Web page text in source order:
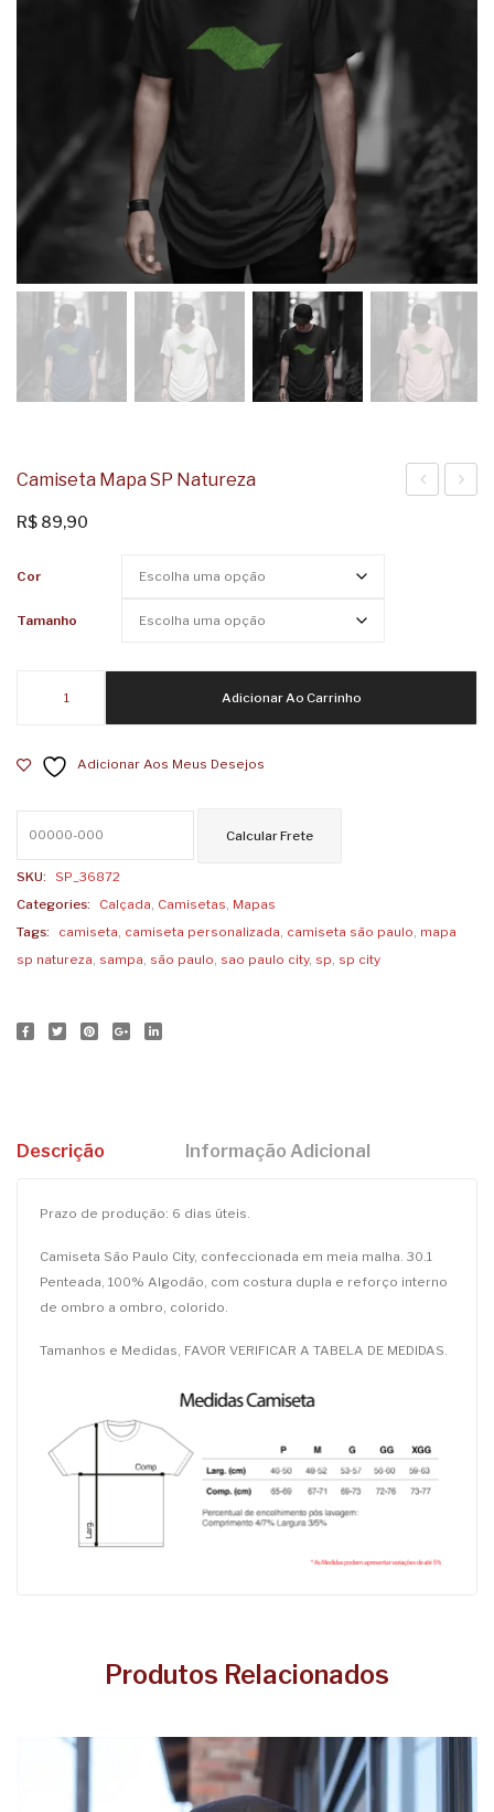
Camiseta Mapa SP Natureza
R$ 89,90
Cor
Tamanho
Natureza
Adicionar Ao Carrinho
Adicionar Aos Meus Desejos
SKU:
SP_36872
Categories:
Calçada, Camisetas, Mapas
Tags:
camiseta, camiseta personalizada, camiseta são paulo, mapa
sp natureza, sampa, são paulo, sao paulo city, sp, sp city
Descrição Informação Adicional
Prazo de produção: 6 dias úteis.
Camiseta São Paulo City, confeccionada em meia malha. 30.1
Penteada, 100% Algodão, com costura dupla e reforço interno
de ombro a ombro, colorido.
Tamanhos e Medidas, FAVOR VERIFICAR A TABELA DE MEDIDAS.
Produtos Relacionados